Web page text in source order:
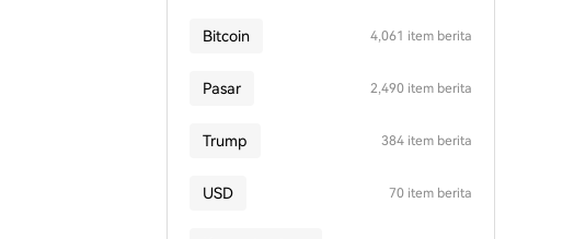
Bitcoin 4,061 item berita
Pasar 2,490 item berita
Trump 384 item berita
USD 70 item berita